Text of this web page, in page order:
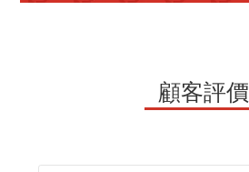
顧客評價